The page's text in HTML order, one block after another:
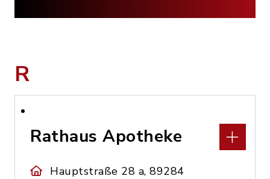
R
Rathaus Apotheke
Hauptstraße 28 a, 89284